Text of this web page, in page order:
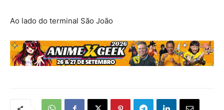
Ao lado do terminal São João